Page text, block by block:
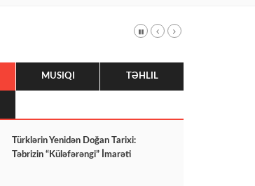
MUSIQI TƏHLIL
Türklərin Yenidən Doğan Tarixi:
Təbrizin “Küləfərəngi” İmarəti